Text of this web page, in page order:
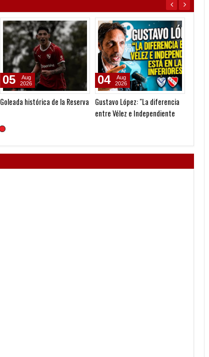
Goleada histórica de la Reserva
05
Aug
2026
Gustavo López: "La diferencia
entre Vélez e Independiente
04
Aug
2026